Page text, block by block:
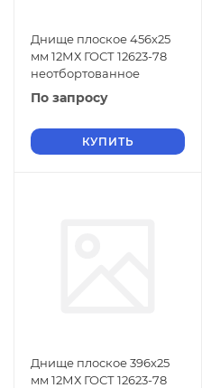
Днище плоское 456х25
мм 12МХ ГОСТ 12623-78
неотбортованное
По запросу
КУПИТЬ
Днище плоское 396х25
мм 12МХ ГОСТ 12623-78